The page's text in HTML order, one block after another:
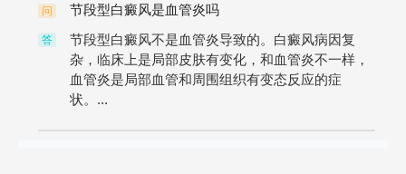
问 节段型白癜风是血管炎吗
答
节段型白癜风不是血管炎导致的。白癜风病因复
杂，临床上是局部皮肤有变化，和血管炎不一样，
血管炎是局部血管和周围组织有变态反应的症
状。...